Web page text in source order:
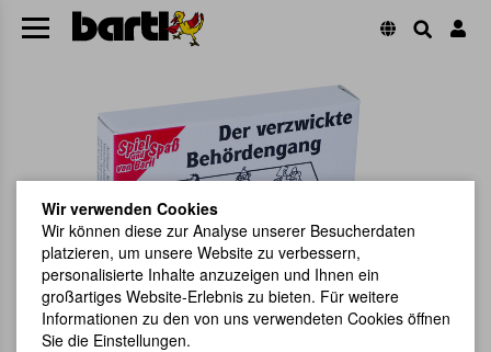
Wir verwenden Cookies
Wir können diese zur Analyse unserer Besucherdaten
platzieren, um unsere Website zu verbessern,
personalisierte Inhalte anzuzeigen und Ihnen ein
großartiges Website-Erlebnis zu bieten. Für weitere
Informationen zu den von uns verwendeten Cookies öffnen
Sie die Einstellungen.